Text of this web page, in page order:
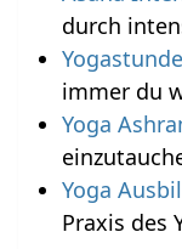
durch
immer du
Yoga
Yoga
Praxis des